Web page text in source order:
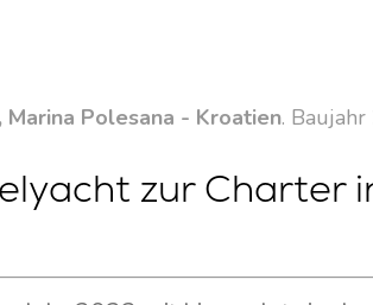
Marina Polesana - Kroatien. Baujahr
zur Charter